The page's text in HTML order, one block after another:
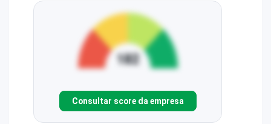
Consultar score da empresa